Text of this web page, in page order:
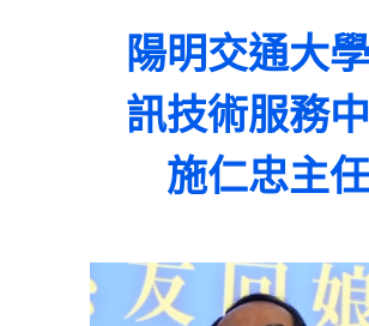
陽明交通大
訊技術服務
施仁忠主任